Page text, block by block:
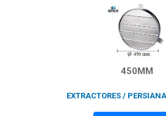
450MM
EXTRACTORES /